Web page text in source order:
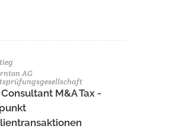
AG
M&A Tax -